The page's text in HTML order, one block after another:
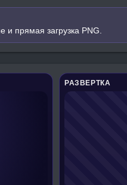
прямая загрузка PNG.
РАЗВЕРТКА